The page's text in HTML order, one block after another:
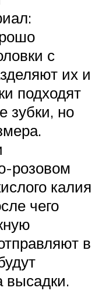
с
их и
подходят
зубки, но
розовом
калия
чего
в
высадки.